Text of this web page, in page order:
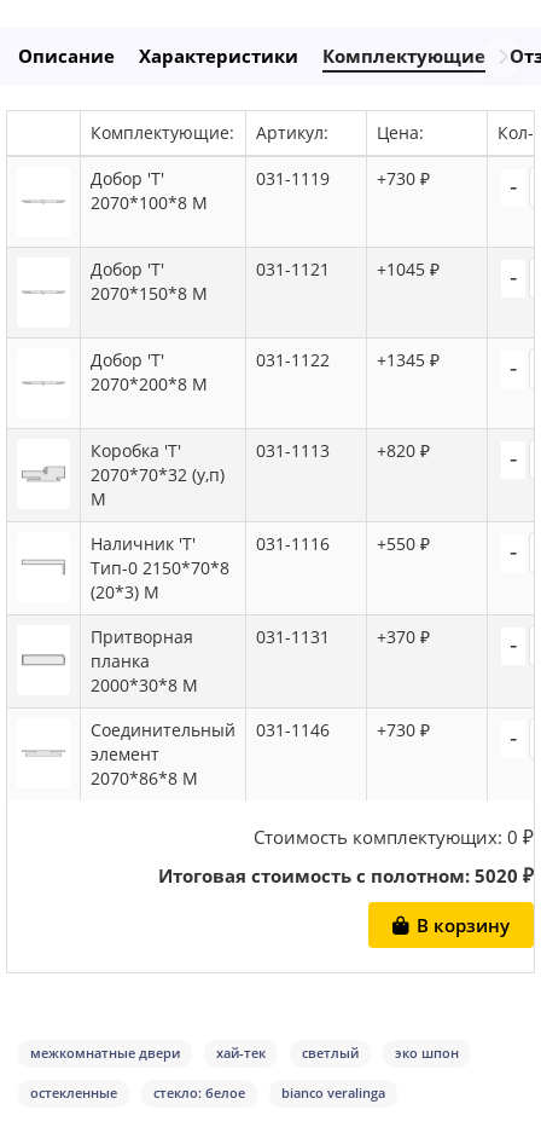
Описание Характеристики Комплектующие
Комплектующие: Артикул: Цена:
Кол-
Добор 'Т'
2070*100*8 M
031-1119 +730 ₽ -
Добор 'Т'
2070*150*8 M
031-1121 +1045 ₽ -
Добор 'Т'
2070*200*8 M
031-1122 +1345 ₽ -
Коробка 'Т'
2070*70*32 (у,п)
M
031-1113 +820 ₽ -
Наличник 'Т'
Тип-0 2150*70*8
(20*3) M
031-1116 +550 ₽ -
Притворная
планка
2000*30*8 M
031-1131 +370 ₽ -
Соединительный
элемент
2070*86*8 M
031-1146 +730 ₽ -
Стоимость комплектующих: 0 ₽
Итоговая стоимость с полотном:5020 ₽
В корзину
межкомнатные двери хай-тек светлый эко шпон
остекленные стекло: белое bianco veralinga